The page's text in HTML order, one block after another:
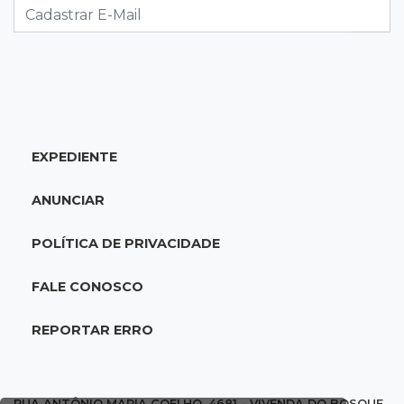
Recém-nascida desaparecida foi entregue
para pagar dívida do pai com facção
Profissionais da Educação: aqueles que fazem
primeiro semestre de 2026
Adolescente em Unei custa mais que
EXPEDIENTE
ANUNCIAR
POLÍTICA DE PRIVACIDADE
FALE CONOSCO
REPORTAR ERRO